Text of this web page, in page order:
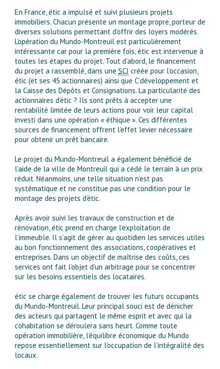
En France, étic a impulsé et suivi plusieurs projets
immobiliers. Chacun présente un montage propre, porteur de
diverses solutions permettant d’offrir des loyers modérés.
L’opération du Mundo-Montreuil est particulièrement
intéressante car pour la première fois, étic est intervenue à
toutes les étapes du projet. Tout d’abord, le financement
du projet a rassemblé, dans une SCI créée pour l’occasion,
étic (et ses 45 actionnaires) ainsi que C’développement et
la Caisse des Dépôts et Consignations. La particularité des
actionnaires d’étic ? Ils sont prêts à accepter une
rentabilité limitée de leurs actions pour voir leur capital
investi dans une opération « éthique ». Ces différentes
sources de financement offrent l’effet levier nécessaire
pour obtenir un prêt bancaire.
Le projet du Mundo-Montreuil a également bénéficié de
l’aide de la ville de Montreuil qui a cédé le terrain à un prix
réduit. Néanmoins, une telle situation n’est pas
systématique et ne constitue pas une condition pour le
montage des projets d’étic.
Après avoir suivi les travaux de construction et de
rénovation, étic prend en charge l’exploitation de
l’immeuble. Il s’agit de gérer au quotidien les services utiles
au bon fonctionnement des associations, coopératives et
entreprises. Dans un objectif de maîtrise des coûts, ces
services ont fait l’objet d’un arbitrage pour se concentrer
sur les besoins essentiels des locataires.
étic se charge également de trouver les futurs occupants
du Mundo-Montreuil. Leur principal souci est de dénicher
des acteurs qui partagent le même esprit et avec qui la
cohabitation se déroulera sans heurt. Comme toute
opération immobilière, l’équilibre économique du Mundo
repose essentiellement sur l’occupation de l’intégralité des
locaux.